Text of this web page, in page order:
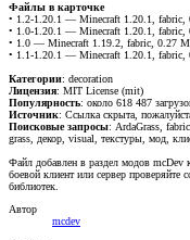
Файлы в карточке
• 1.2-1.20.1 — Minecraft 1.20.1,
• 1.0-1.20.1 — Minecraft 1.20.1,
• 1.0 — Minecraft 1.19.2, fabric, 0.27
• 1.1-1.20.1 — Minecraft 1.20.1,
Категории: decoration
Лицензия: MIT License (mit)
Популярность: около 618 487
Источник: Ссылка скрыта,
Поисковые запросы: ArdaGrass,
grass, декор, visual, текстуры, мод,
Файл добавлен в раздел модов mcDev
боевой клиент или сервер проверяйте
библиотек.
Автор
mcdev